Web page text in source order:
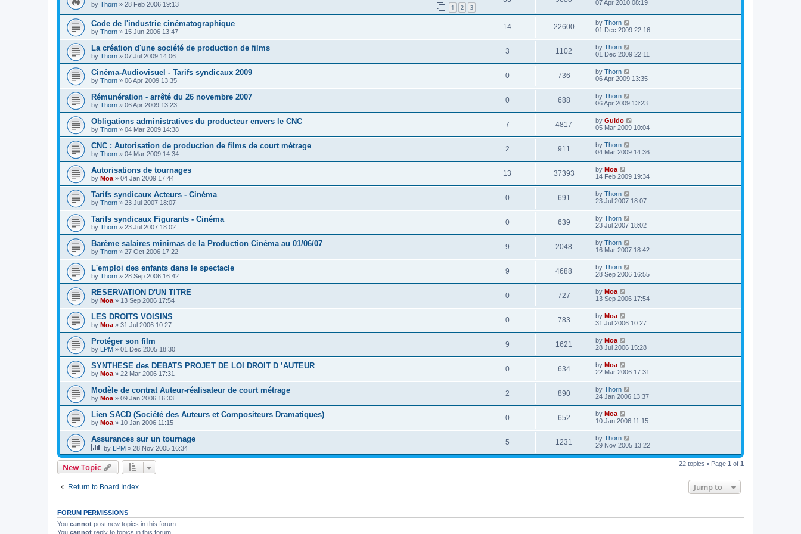
by Thorn » 28 Feb 2006 19:13 1 2 3
07 Apr 2010 08:19
Code de l'industrie cinématographique
by Thorn » 15 Jun 2006 13:47
14 22600 by Thorn
01 Dec 2009 22:16
La création d'une société de production de films
by Thorn » 07 Jul 2009 14:06
3 1102 by Thorn
01 Dec 2009 22:11
Cinéma-Audiovisuel - Tarifs syndicaux 2009
by Thorn » 06 Apr 2009 13:35
0 736 by Thorn
06 Apr 2009 13:35
Rémunération - arrêté du 26 novembre 2007
by Thorn » 06 Apr 2009 13:23
0 688 by Thorn
06 Apr 2009 13:23
Obligations administratives du producteur envers le CNC
by Thorn » 04 Mar 2009 14:38
7 4817 by Guido
05 Mar 2009 10:04
CNC : Autorisation de production de films de court métrage
by Thorn » 04 Mar 2009 14:34
2 911 by Thorn
04 Mar 2009 14:36
Autorisations de tournages
by Moa » 04 Jan 2009 17:44
13 37393 by Moa
14 Feb 2009 19:34
Tarifs syndicaux Acteurs - Cinéma
by Thorn » 23 Jul 2007 18:07
0 691 by Thorn
23 Jul 2007 18:07
Tarifs syndicaux Figurants - Cinéma
by Thorn » 23 Jul 2007 18:02
0 639 by Thorn
23 Jul 2007 18:02
Barème salaires minimas de la Production Cinéma au 01/06/07
by Thorn » 27 Oct 2006 17:22
9 2048 by Thorn
16 Mar 2007 18:42
L'emploi des enfants dans le spectacle
by Thorn » 28 Sep 2006 16:42
9 4688 by Thorn
28 Sep 2006 16:55
RESERVATION D'UN TITRE
by Moa » 13 Sep 2006 17:54
0 727 by Moa
13 Sep 2006 17:54
LES DROITS VOISINS
by Moa » 31 Jul 2006 10:27
0 783 by Moa
31 Jul 2006 10:27
Protéger son film
by LPM » 01 Dec 2005 18:30
9 1621 by Moa
28 Jul 2006 15:28
SYNTHESE des DEBATS PROJET DE LOI DROIT D ’AUTEUR
by Moa » 22 Mar 2006 17:31
0 634 by Moa
22 Mar 2006 17:31
Modèle de contrat Auteur-réalisateur de court métrage
by Moa » 09 Jan 2006 16:33
2 890 by Thorn
24 Jan 2006 13:37
Lien SACD (Société des Auteurs et Compositeurs Dramatiques)
by Moa » 10 Jan 2006 11:15
0 652 by Moa
10 Jan 2006 11:15
Assurances sur un tournage
by LPM » 28 Nov 2005 16:34
5 1231 by Thorn
29 Nov 2005 13:22
New Topic 22 topics • Page 1 of 1
Return to Board Index Jump to
FORUM PERMISSIONS
You cannot post new topics in this forum
You cannot reply to topics in this forum